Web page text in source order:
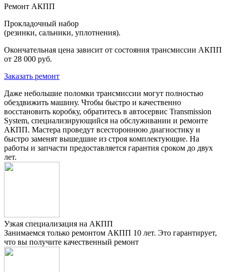
Ремонт АКПП
Прокладочный набор
(резинки, сальники, уплотнения).
Окончательная цена зависит от состояния трансмиссии АКПП
от 28 000 руб.
Заказать ремонт
Даже небольшие поломки трансмиссии могут полностью
обездвижить машину. Чтобы быстро и качественно
восстановить коробку, обратитесь в автосервис Transmission
System, специализирующийся на обслуживании и ремонте
АКПП. Мастера проведут всестороннюю диагностику и
быстро заменят вышедшие из строя комплектующие. На
работы и запчасти предоставляется гарантия сроком до двух
лет.
Узкая специализация на АКПП
Занимаемся только ремонтом АКПП 10 лет. Это гарантирует,
что вы получите качественный ремонт